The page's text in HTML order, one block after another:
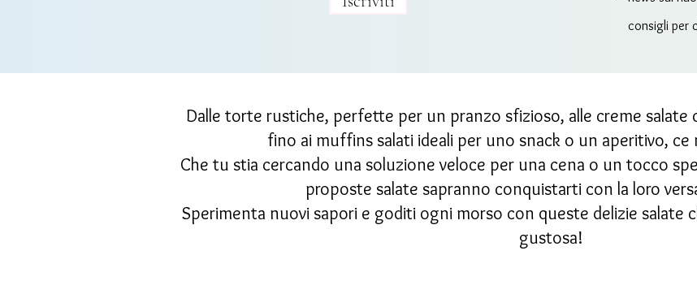
consigli per
Dalle torte rustiche, perfette per un pranzo sfizioso, alle creme
fino ai muffins salati ideali per uno snack o un aperitivo,
Che tu stia cercando una soluzione veloce per una cena o un tocco
proposte salate sapranno conquistarti con la loro
Sperimenta nuovi sapori e goditi ogni morso con queste delizie salate
gustosa!